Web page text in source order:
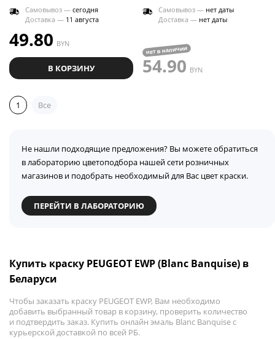
Самовывоз — сегодня
Доставка — 11 августа
49.80 BYN
В КОРЗИНУ
Самовывоз — нет даты
Доставка — нет даты
нет в наличии
54.90 BYN
1 Все
Не нашли подходящие предложения? Вы можете обратиться
в лабораторию цветоподбора нашей сети розничных
магазинов и подобрать необходимый для Вас цвет краски.
ПЕРЕЙТИ В ЛАБОРАТОРИЮ
Купить краску PEUGEOT EWP (Blanc Banquise) в
Беларуси
Чтобы заказать краску PEUGEOT EWP, Вам необходимо
добавить выбранный товар в корзину, проверить количество
и подтвердить заказ. Купить онлайн эмаль Blanc Banquise с
курьерской доставкой по всей РБ.